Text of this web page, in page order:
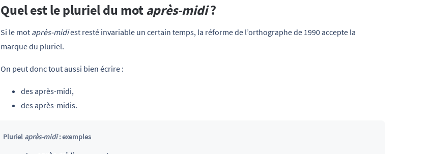
Quel est le pluriel du motaprès-midi?
Si le mot après-midiest resté invariable un certain temps, la réforme de l’orthographe de 1990 accepte la
marque du pluriel.
On peut donc tout aussi bien écrire :
des après-midi,
des après-midis.
Pluriel après-midi: exemples